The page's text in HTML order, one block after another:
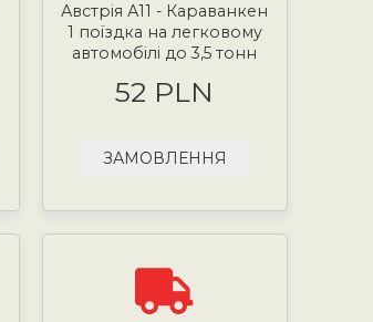
Австрія А11 - Караванкен
1 поїздка на легковому
автомобілі до 3,5 тонн
52 PLN
ЗАМОВЛЕННЯ